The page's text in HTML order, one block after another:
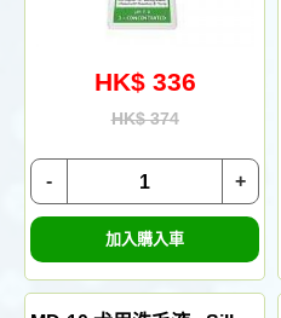
HK$ 336
HK$ 374
+
-
加入購入車